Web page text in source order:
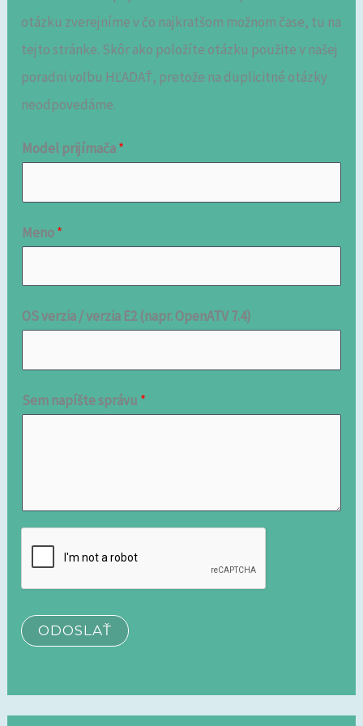
otázku zverejníme v čo najkratšom možnom čase, tu na
tejto stránke. Skôr ako položíte otázku použite v našej
poradni voľbu HĽADAŤ, pretože na duplicitné otázky
neodpovedáme.
Model prijímača*
Meno*
OS verzia / verzia E2 (napr. OpenATV 7.4)
Sem napíšte správu *
ODOSLAŤ